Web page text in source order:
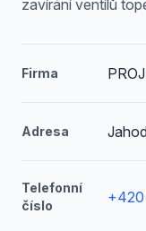
zavírání ventilů
Firma
Adresa
Telefonní
číslo